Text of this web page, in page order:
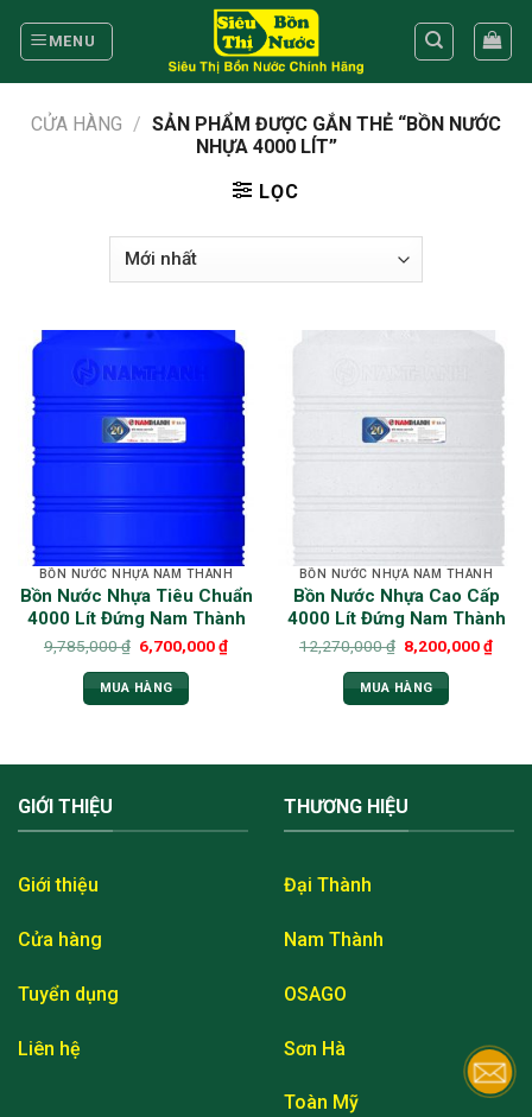
MENU
CỬA HÀNG / SẢN PHẨM ĐƯỢC GẮN THẺ “BỒN NƯỚC
NHỰA 4000 LÍT”
LỌC
BỒN NƯỚC NHỰA NAM THÀNH
Bồn Nước Nhựa Tiêu Chuẩn
4000 Lít Đứng Nam Thành
9,785,000₫ 6,700,000₫
MUA HÀNG
BỒN NƯỚC NHỰA NAM THÀNH
Bồn Nước Nhựa Cao Cấp
4000 Lít Đứng Nam Thành
12,270,000₫ 8,200,000₫
MUA HÀNG
GIỚI THIỆU
Giới thiệu
Cửa hàng
Tuyển dụng
Liên hệ
THƯƠNG HIỆU
Đại Thành
Nam Thành
OSAGO
Sơn Hà
Toàn Mỹ